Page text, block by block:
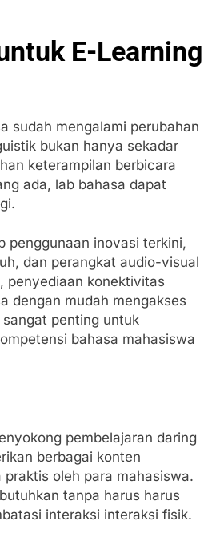
E-Learning
sudah mengalami perubahan
bukan hanya sekadar
keterampilan berbicara
ada, lab bahasa dapat
penggunaan inovasi terkini,
dan perangkat audio-visual
penyediaan konektivitas
dengan mudah mengakses
penting untuk
bahasa mahasiswa
pembelajaran daring
berbagai konten
oleh para mahasiswa.
tanpa harus harus
interaksi interaksi fisik.